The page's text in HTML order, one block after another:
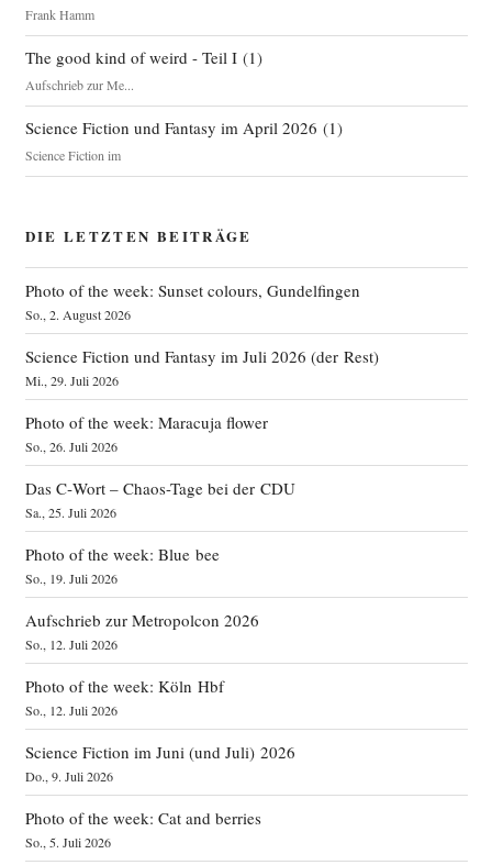
Frank Hamm
The good kind of weird - Teil I(1)
Aufschrieb zur Me...
Science Fiction und Fantasy im April 2026 (1)
Science Fiction im
DIE LETZTEN BEITRÄGE
Photo of the week: Sunset colours, Gundelfingen
So., 2. August 2026
Science Fiction und Fantasy im Juli 2026 (der Rest)
Mi., 29. Juli 2026
Photo of the week: Maracuja flower
So., 26. Juli 2026
Das C‑Wort – Chaos-Tage bei der CDU
Sa., 25. Juli 2026
Photo of the week: Blue bee
So., 19. Juli 2026
Aufschrieb zur Metropolcon 2026
So., 12. Juli 2026
Photo of the week: Köln Hbf
So., 12. Juli 2026
Science Fiction im Juni (und Juli) 2026
Do., 9. Juli 2026
Photo of the week: Cat and berries
So., 5. Juli 2026